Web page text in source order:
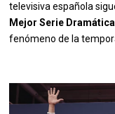
televisiva española
Mejor Serie Dramática
fenómeno de la